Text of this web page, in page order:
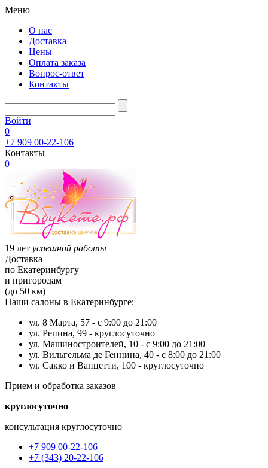
Меню
О нас
Доставка
Цены
Оплата заказа
Вопрос-ответ
Контакты
Войти
0
+7 909 00-22-106
Контакты
0
19 лет успешной работы
Доставка
по Екатеринбургу
и пригородам
(до 50 км)
Наши салоны в Екатеринбурге:
ул. 8 Марта, 57 - с 9:00 до 21:00
ул. Репина, 99 - круглосуточно
ул. Машиностроителей, 10 - с 9:00 до 21:00
ул. Вильгельма де Геннина, 40 - с 8:00 до 21:00
ул. Сакко и Ванцетти, 100 - круглосуточно
Прием и обработка заказов
круглосуточно
консультация круглосуточно
+7 909 00-22-106
+7 (343) 20-22-106